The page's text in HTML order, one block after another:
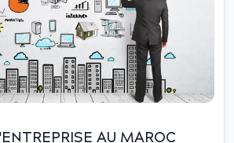
AU MAROC